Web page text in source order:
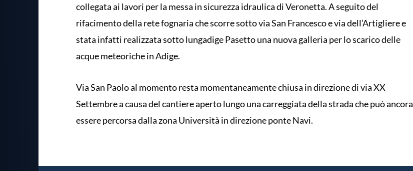
collegata ai lavori per la messa in sicurezza idraulica di Veronetta. A seguito del
rifacimento della rete fognaria che scorre sotto via San Francesco e via dell’Artigliere e
stata infatti realizzata sotto lungadige Pasetto una nuova galleria per lo scarico delle
acque meteoriche in Adige.
Via San Paolo al momento resta momentaneamente chiusa in direzione di via XX
Settembre a causa del cantiere aperto lungo una carreggiata della strada che può ancora
essere percorsa dalla zona Università in direzione ponte Navi.